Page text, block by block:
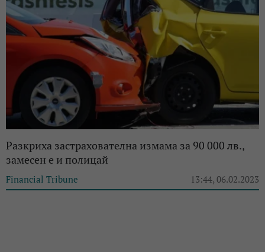
Разкриха застрахователна измама за 90 000 лв.,
замесен е и полицай
Financial Tribune 13:44, 06.02.2023